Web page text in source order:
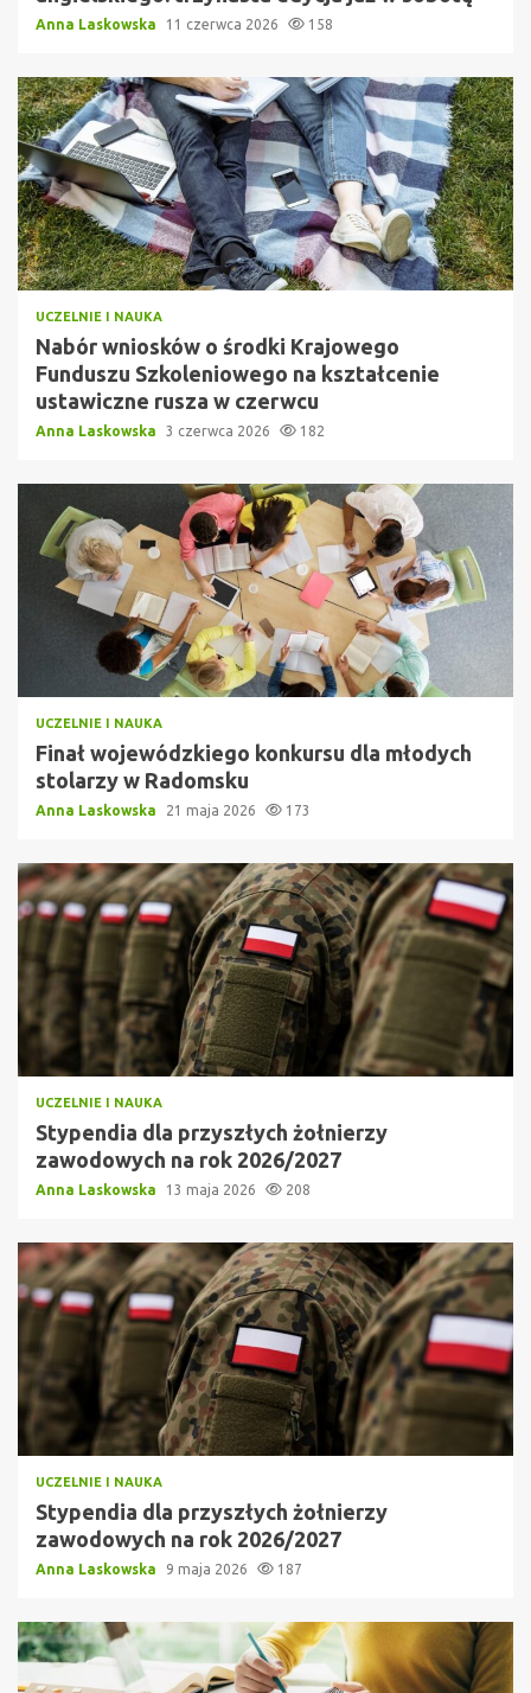
Anna Laskowska 11 czerwca 2026 158
UCZELNIE I NAUKA
Nabór wniosków o środki Krajowego
Funduszu Szkoleniowego na kształcenie
ustawiczne rusza w czerwcu
Anna Laskowska 3 czerwca 2026 182
UCZELNIE I NAUKA
Finał wojewódzkiego konkursu dla młodych
stolarzy w Radomsku
Anna Laskowska 21 maja 2026 173
UCZELNIE I NAUKA
Stypendia dla przyszłych żołnierzy
zawodowych na rok 2026/2027
Anna Laskowska 13 maja 2026 208
UCZELNIE I NAUKA
Stypendia dla przyszłych żołnierzy
zawodowych na rok 2026/2027
Anna Laskowska 9 maja 2026 187